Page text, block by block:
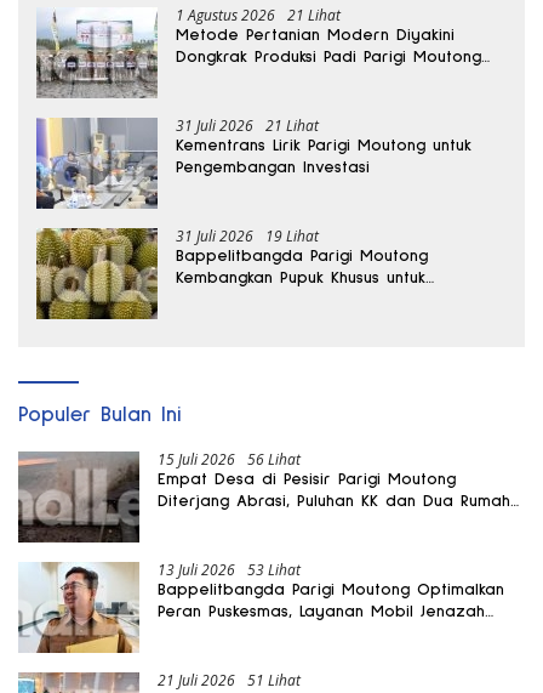
1 Agustus 2026 21 Lihat
Metode Pertanian Modern Diyakini
Dongkrak Produksi Padi Parigi Moutong
31 Juli 2026 21 Lihat
Kementrans Lirik Parigi Moutong untuk
Pengembangan Investasi
31 Juli 2026 19 Lihat
Bappelitbangda Parigi Moutong
Kembangkan Pupuk Khusus untuk
Populer Bulan Ini
15 Juli 2026 56 Lihat
Empat Desa di Pesisir Parigi Moutong
Diterjang Abrasi, Puluhan KK dan Dua Rumah
13 Juli 2026 53 Lihat
Bappelitbangda Parigi Moutong Optimalkan
Peran Puskesmas, Layanan Mobil Jenazah
21 Juli 2026 51 Lihat